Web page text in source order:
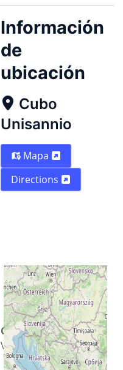
Información
de
ubicación
Cubo
Unisannio
Mapa
Directions
Calle
Via dei Mulini